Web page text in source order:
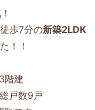
歩7分の新築2LDK
！！
階建
戸数9戸